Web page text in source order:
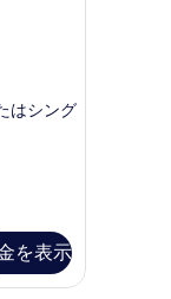
はシング
を表示